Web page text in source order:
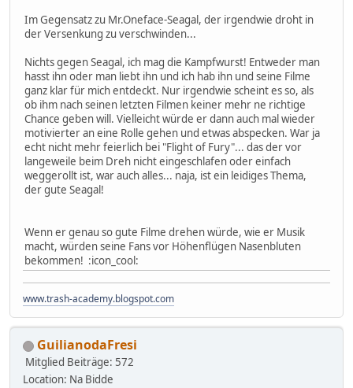
Im Gegensatz zu Mr.Oneface-Seagal, der irgendwie droht in
der Versenkung zu verschwinden...
Nichts gegen Seagal, ich mag die Kampfwurst! Entweder man
hasst ihn oder man liebt ihn und ich hab ihn und seine Filme
ganz klar für mich entdeckt. Nur irgendwie scheint es so, als
ob ihm nach seinen letzten Filmen keiner mehr ne richtige
Chance geben will. Vielleicht würde er dann auch mal wieder
motivierter an eine Rolle gehen und etwas abspecken. War ja
echt nicht mehr feierlich bei "Flight of Fury"... das der vor
langeweile beim Dreh nicht eingeschlafen oder einfach
weggerollt ist, war auch alles... naja, ist ein leidiges Thema,
der gute Seagal!
Wenn er genau so gute Filme drehen würde, wie er Musik
macht, würden seine Fans vor Höhenflügen Nasenbluten
bekommen! :icon_cool:
www.trash-academy.blogspot.com
GuilianodaFresi
Mitglied Beiträge: 572
Location: Na Bidde